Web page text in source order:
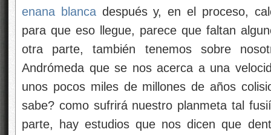
enana blancadespués y, en el proceso,
para que eso llegue, parece que faltan
otra parte, también tenemos sobre
Andrómeda que se nos acerca a una
unos pocos miles de millones de años
sabe? como sufrirá nuestro planmeta tal
parte, hay estudios que nos dicen que